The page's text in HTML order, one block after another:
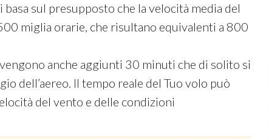
sul presupposto che la velocità media del
miglia orarie, che risultano equivalenti a 800
anche aggiunti 30 minuti che di solito si
dell’aereo. Il tempo reale del Tuo volo può
del vento e delle condizioni